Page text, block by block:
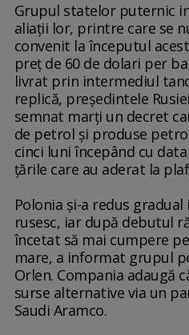
Grupul statelor puternic
aliaţii lor, printre care se
convenit la începutul
preţ de 60 de dolari per
livrat prin intermediul
replică, preşedintele
semnat marţi un decret
de petrol şi produse
cinci luni începând cu
ţările care au aderat la
Polonia şi-a redus
rusesc, iar după debutul
încetat să mai cumpere
mare, a informat grupul
Orlen. Compania adaugă
surse alternative via un
Saudi Aramco.